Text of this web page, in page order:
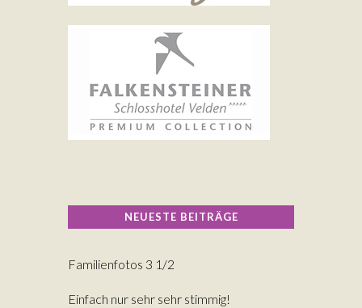
NEUESTE BEITRÄGE
Familienfotos 3 1/2
Einfach nur sehr sehr stimmig!